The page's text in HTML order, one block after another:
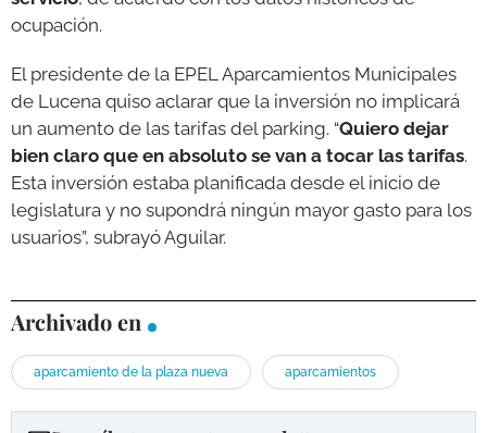
ocupación.
El presidente de la EPEL Aparcamientos Municipales
de Lucena quiso aclarar que la inversión no implicará
un aumento de las tarifas del parking. “Quiero dejar
bien claro que en absoluto se van a tocar las tarifas.
Esta inversión estaba planificada desde el inicio de
legislatura y no supondrá ningún mayor gasto para los
usuarios”, subrayó Aguilar.
Archivado en
aparcamiento de la plaza nueva aparcamientos